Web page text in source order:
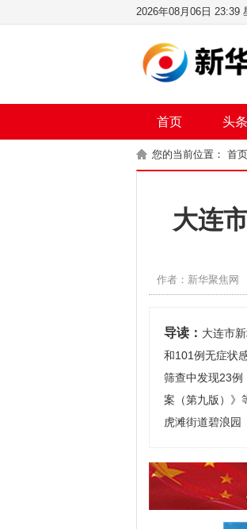
2026年08月06日 23:39
首页 头条
您的当前位置： 首页
大连
作者：新华聚焦网
导读： 大连市
和101例无症状
筛查中发现23例
案（第九版）》
虎滩街道碧浪园